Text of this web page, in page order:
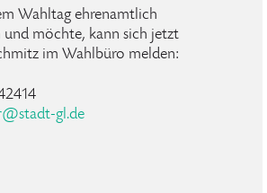
Wahltag ehrenamtlich
und möchte, kann sich jetzt
im Wahlbüro melden:
@stadt-gl.de